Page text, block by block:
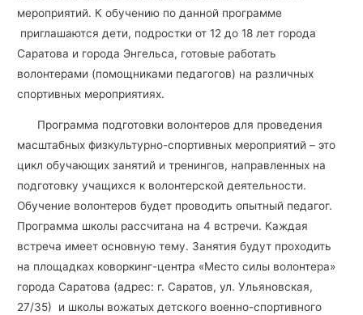
мероприятий. К обучению по данной программе
приглашаются дети, подростки от 12 до 18 лет города
Саратова и города Энгельса, готовые работать
волонтерами (помощниками педагогов) на различных
спортивных мероприятиях.
Программа подготовки волонтеров для проведения
масштабных физкультурно-спортивных мероприятий – это
цикл обучающих занятий и тренингов, направленных на
подготовку учащихся к волонтерской деятельности.
Обучение волонтеров будет проводить опытный педагог.
Программа школы рассчитана на 4 встречи. Каждая
встреча имеет основную тему. Занятия будут проходить
на площадках коворкинг-центра «Место силы волонтера»
города Саратова (адрес: г. Саратов, ул. Ульяновская,
27/35) и школы вожатых детского военно-спортивного